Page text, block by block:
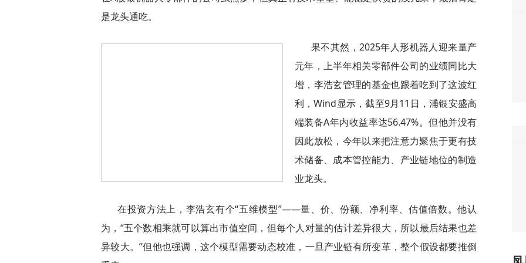
是龙头通吃。
果不其然，2025年人形机器人迎来量产
元年，上半年相关零部件公司的业绩同比大
增，李浩玄管理的基金也跟着吃到了这波红
利，Wind显示，截至9月11日，浦银安盛高
端装备A年内收益率达56.47%。但他并没有
因此放松，今年以来把注意力聚焦于更有技
术储备、成本管控能力、产业链地位的制造
业龙头。
在投资方法上，李浩玄有个“五维模型”——量、价、份额、净利率、估值倍数。他认
为，“五个数相乘就可以算出市值空间，但每个人对量的估计差异很大，所以最后结果也差
异较大。”但他也强调，这个模型需要动态校准，一旦产业链有所变革，整个假设都要推倒